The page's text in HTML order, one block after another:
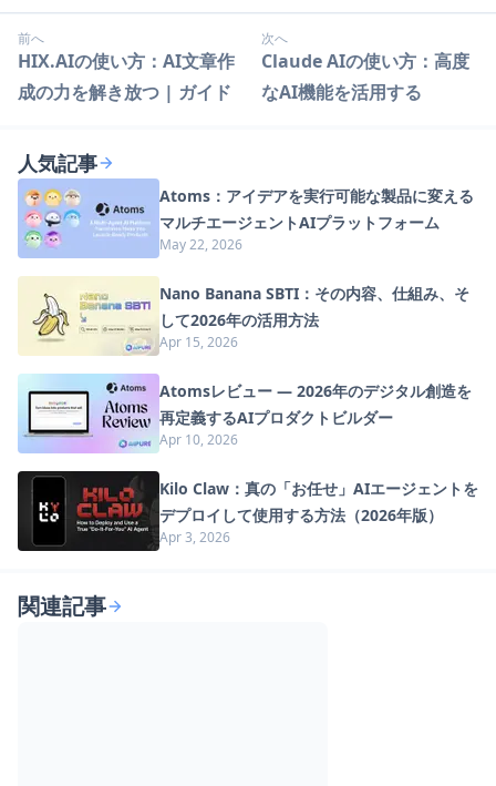
前へ
HIX.AIの使い方：AI文章作
成の力を解き放つ | ガイド
次へ
Claude AIの使い方：高度
なAI機能を活用する
人気記事
Atoms：アイデアを実行可能な製品に変える
マルチエージェントAIプラットフォーム
May 22, 2026
Nano Banana SBTI：その内容、仕組み、そ
して2026年の活用方法
Apr 15, 2026
Atomsレビュー — 2026年のデジタル創造を
再定義するAIプロダクトビルダー
Apr 10, 2026
Kilo Claw：真の「お任せ」AIエージェントを
デプロイして使用する方法（2026年版）
Apr 3, 2026
関連記事